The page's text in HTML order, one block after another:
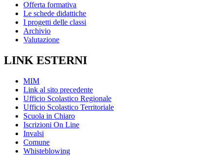
Offerta formativa
Le schede didattiche
I progetti delle classi
Archivio
Valutazione
LINK ESTERNI
MIM
Link al sito precedente
Ufficio Scolastico Regionale
Ufficio Scolastico Territoriale
Scuola in Chiaro
Iscrizioni On Line
Invalsi
Comune
Whisteblowing